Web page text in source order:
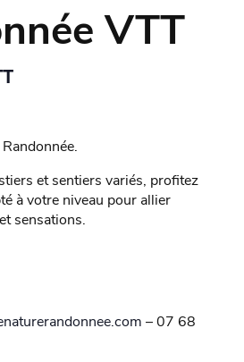
VTT
et sentiers variés, profitez
à votre niveau pour allier
sensations.
– 07 68